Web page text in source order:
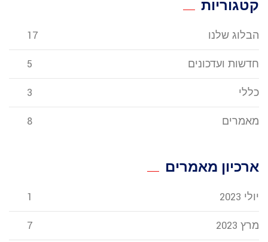
קטגוריות
הבלוג שלנו 17
חדשות ועדכונים 5
כללי 3
מאמרים 8
ארכיון מאמרים
יולי 2023 1
מרץ 2023 7